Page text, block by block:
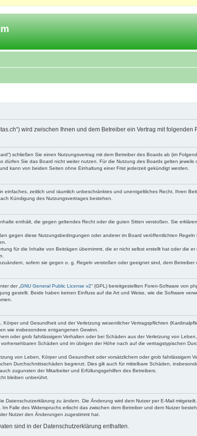
wird zwischen Ihnen und dem Betreiber ein Vertrag mit
schließen Sie einen Nutzungsvertrag mit dem Betreiber des Boards ab (im
dürfen Sie das Board nicht weiter nutzen. Für die Nutzung des Boards gelten jeweils
kann von beiden Seiten ohne Einhaltung einer Frist jederzeit gekündigt werden.
einfaches, zeitlich und räumlich unbeschränktes und unentgeltliches Recht, Ihren
Kündigung des Nutzungsvertrages bestehen.
enthält, die gegen geltendes Recht oder die guten Sitten verstoßen. Sie
gegen diese Nutzungsbedingungen oder anderer im Board veröffentlichten
für die Inhalte von Beiträgen übernimmt, die er nicht selbst erstellt hat oder die
sofern sie gegen o. g. Regeln verstoßen oder geeignet sind, dem Betreiber
der „ GNU General Public License v2“ (GPL) bereitgestellten Foren-Software von
gestellt. Beide haben keinen Einfluss auf die Art und Weise, wie die Software
und Gesundheit und der Verletzung wesentlicher Vertragspflichten
wie insbesondere entgangenen Gewinn.
oder grob fahrlässigem Verhalten oder bei Schäden aus der Verletzung von
Schäden und im übrigen der Höhe nach auf die vertragstypischen
von Leben, Körper und Gesundheit oder vorsätzlichem oder grob fahrlässigem
Durchschnittsschäden begrenzt. Dies gilt auch für mittelbare Schäden,
zugunsten der Mitarbeiter und Erfüllungsgehilfen des Betreibers.
bleiben unberührt.
zu ändern. Die Änderung wird dem Nutzer per E-Mail mitgeteilt.
Falle des Widerspruchs erlischt das zwischen dem Betreiber und dem Nutzer
Nutzer den Änderungen zugestimmt hat.
sind in der Datenschutzerklärung enthalten.